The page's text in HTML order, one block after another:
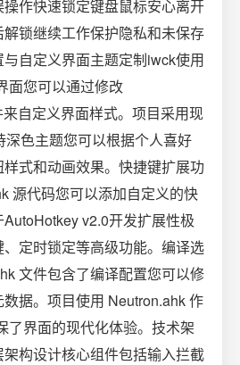
作快速锁定键盘鼠标安心离开
锁继续工作保护隐私和未保存
自定义界面主题定制iwck使用
面您可以通过修改
自定义界面样式。项目采用现
色主题您可以根据个人喜好
式和动画效果。快捷键扩展功
源代码您可以添加自定义的快
v2.0开发扩展性极
定时锁定等高级功能。编译选
文件包含了编译配置您可以修
据。项目使用 Neutron.ahk 作
了界面的现代化体验。技术架
构设计核心组件包括输入拦截